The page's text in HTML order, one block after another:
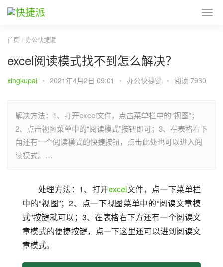
首页 办公快捷键
excel阅读模式找不到怎么解决？
xingkupai • 2021年4月2日 09:01 • 办公快捷键 • 阅读 7930
解决方法：1、打开excel文件，点击菜单栏中的“视图”；
2、点击视图菜单中的“阅读模式”按钮即可；3、在表格右下
角还有一个阅读模式的快捷按钮，点击此处也可以进入阅
读模式。…
处理方法：1、打开excel文件，点一下菜单栏
中的“视图”；2、点一下视图菜单中的“阅读文章模
式”按键就可以；3、在表格右下方还有一个阅读文
章模式的便捷按键，点一下这里还可以进到阅读文
章模式。